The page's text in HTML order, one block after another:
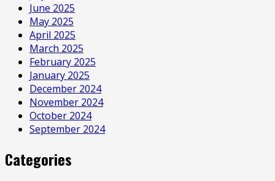
June 2025
May 2025
April 2025
March 2025
February 2025
January 2025
December 2024
November 2024
October 2024
September 2024
Categories